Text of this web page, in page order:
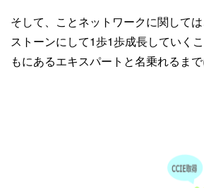
そして、ことネットワークに関して
ストーンにして1歩1歩成長していく
もにあるエキスパートと名乗れるまで